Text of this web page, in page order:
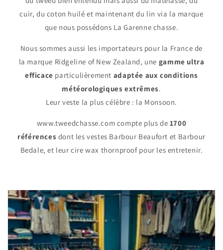
cuir, du coton huilé et maintenant du lin via la marque
que nous possédons La Garenne chasse.
Nous sommes aussi les importateurs pour la France de
la marque Ridgeline of New Zealand, une gamme ultra
efficace particulièrement adaptée aux conditions
météorologiques extrêmes.
Leur veste la plus célèbre : la Monsoon.
www.tweedchasse.com compte plus de 1700
références dont les vestes Barbour Beaufort et Barbour
Bedale, et leurcire wax thornproofpour les entretenir.